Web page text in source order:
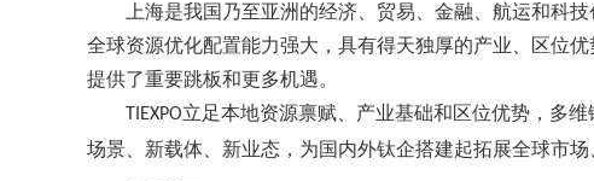
上海是我国乃至亚洲的经济、贸易、金融、航运和科
全球资源优化配置能力强大，具有得天独厚的产业、区位
提供了重要跳板和更多机遇。
TIEXPO立足本地资源禀赋、产业基础和区位优势，多
场景、新载体、新业态，为国内外钛企搭建起拓展全球市